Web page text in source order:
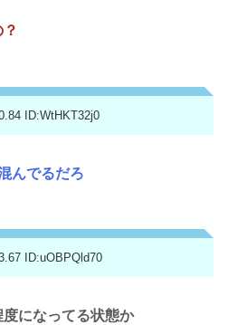
ID:WtHKT32j0
んでるだろ
ID:uOBPQld70
になってる状態か